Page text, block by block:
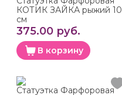
КОТИК ЗАЙКА рыжий 10
см
375.00 руб.
В корзину
Статуэтка Фарфоровая